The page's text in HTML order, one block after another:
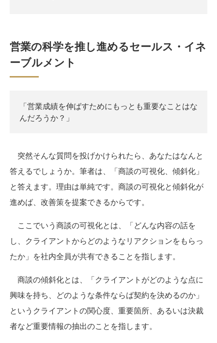
営業の科学を推し進めるセールス・イネ
ーブルメント
「営業成績を伸ばすためにもっとも重要なことはな
んだろうか？」
突然そんな質問を投げかけられたら、あなたはなんと
答えるでしょうか。筆者は、「商談の可視化、傾斜化」
と答えます。理由は単純です。商談の可視化と傾斜化が
進めば、改善策を提案できるからです。
ここでいう商談の可視化とは、「どんな内容の話を
し、クライアントからどのようなリアクションをもらっ
たか」を社内全員が共有できることを指します。
商談の傾斜化とは、「クライアントがどのような点に
興味を持ち、どのような条件ならば契約を決めるのか」
というクライアントの関心度、重要箇所、あるいは決裁
者など重要情報の抽出のことを指します。